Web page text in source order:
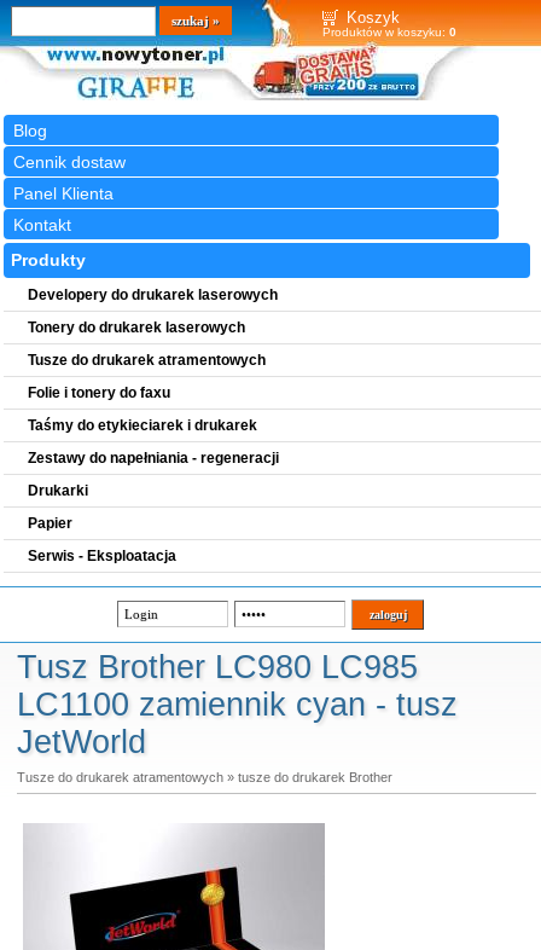
Koszyk
Produktów w koszyku: 0
Blog
Cennik dostaw
Panel Klienta
Kontakt
Wyszukiwarka
szukaj
Produkty
Developery do drukarek laserowych
Tonery do drukarek laserowych
Tusze do drukarek atramentowych
Folie i tonery do faxu
Taśmy do etykieciarek i drukarek
Zestawy do napełniania - regeneracji
Drukarki
Papier
Serwis - Eksploatacja
Tusz Brother LC980 LC985
LC1100 zamiennik cyan - tusz
JetWorld
Tusze do drukarek atramentowych» tusze do drukarek Brother